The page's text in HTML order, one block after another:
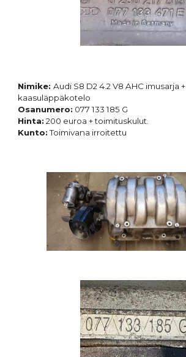
Nimike:Audi S8 D2 4.2 V8 AHC imusarja +
kaasuläppäkotelo
Osanumero: 077 133185 G
Hinta: 200 euroa + toimituskulut.
Kunto:Toimivana irroitettu